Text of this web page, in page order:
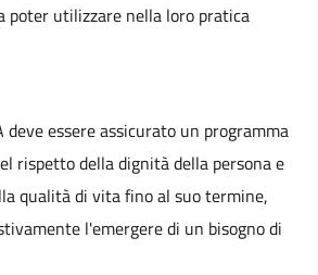
poter utilizzare nella loro pratica
essere assicurato un programma
rispetto della dignità della persona e
qualità di vita fino al suo termine,
l'emergere di un bisogno di